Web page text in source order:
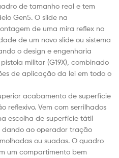
de tamanho real e tem
Gen5. O slide na
de uma mira reflex no
de um novo slide ou sistema
o design e engenharia
militar (G19X), combinado
de aplicação da lei em todo o
acabamento de superfície
reflexivo. Vem com serrilhados
escolha de superfície tátil
dando ao operador tração
ou suadas. O quadro
um compartimento bem